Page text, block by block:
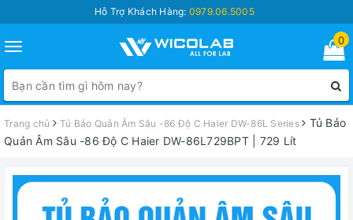
Hỗ Trợ Khách Hàng: 0979.06.5005
Toggle
navigation
0
Trang chủ Tủ Bảo Quản Âm Sâu -86 Độ C Haier DW-86L Series
Tủ Bảo
Quản Âm Sâu -86 Độ C Haier DW-86L729BPT | 729 Lít